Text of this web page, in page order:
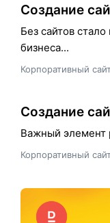
Создание
Без сайтов
бизнеса...
Корпоративный
Создание
Важный элемент
Корпоративный